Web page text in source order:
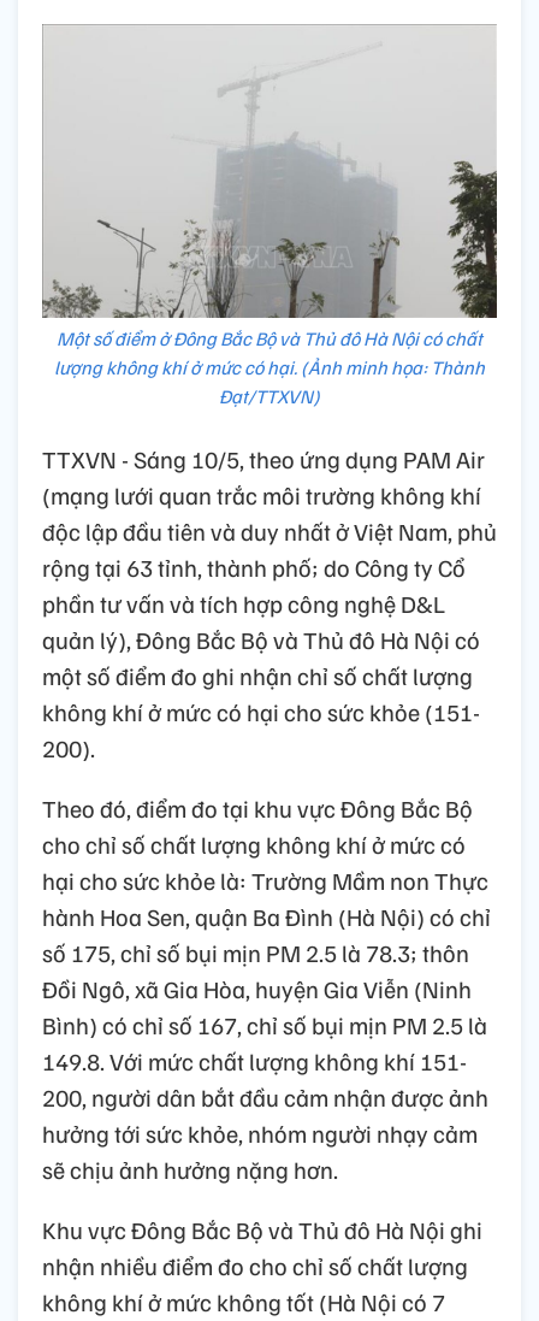
Một số điểm ở Đông Bắc Bộ và Thủ đô Hà Nội có chất
lượng không khí ở mức có hại. (Ảnh minh họa: Thành
Đạt/TTXVN)
TTXVN - Sáng 10/5, theo ứng dụng PAM Air
(mạng lưới quan trắc môi trường không khí
độc lập đầu tiên và duy nhất ở Việt Nam, phủ
rộng tại 63 tỉnh, thành phố; do Công ty Cổ
phần tư vấn và tích hợp công nghệ D&L
quản lý), Đông Bắc Bộ và Thủ đô Hà Nội có
một số điểm đo ghi nhận chỉ số chất lượng
không khí ở mức có hại cho sức khỏe (151-
200).
Theo đó, điểm đo tại khu vực Đông Bắc Bộ
cho chỉ số chất lượng không khí ở mức có
hại cho sức khỏe là: Trường Mầm non Thực
hành Hoa Sen, quận Ba Đình (Hà Nội) có chỉ
số 175, chỉ số bụi mịn PM 2.5 là 78.3; thôn
Đồi Ngô, xã Gia Hòa, huyện Gia Viễn (Ninh
Bình) có chỉ số 167, chỉ số bụi mịn PM 2.5 là
149.8. Với mức chất lượng không khí 151-
200, người dân bắt đầu cảm nhận được ảnh
hưởng tới sức khỏe, nhóm người nhạy cảm
sẽ chịu ảnh hưởng nặng hơn.
Khu vực Đông Bắc Bộ và Thủ đô Hà Nội ghi
nhận nhiều điểm đo cho chỉ số chất lượng
không khí ở mức không tốt (Hà Nội có 7